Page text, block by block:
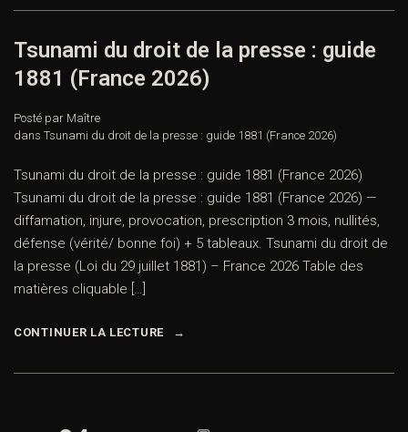
Tsunami du droit de la presse : guide
1881 (France 2026)
Posté par Maître
dans Tsunami du droit de la presse : guide 1881 (France 2026)
Tsunami du droit de la presse : guide 1881 (France 2026)
Tsunami du droit de la presse : guide 1881 (France 2026) —
diffamation, injure, provocation, prescription 3 mois, nullités,
défense (vérité/ bonne foi) + 5 tableaux. Tsunami du droit de
la presse (Loi du 29 juillet 1881) – France 2026 Table des
matières cliquable […]
CONTINUER LA LECTURE